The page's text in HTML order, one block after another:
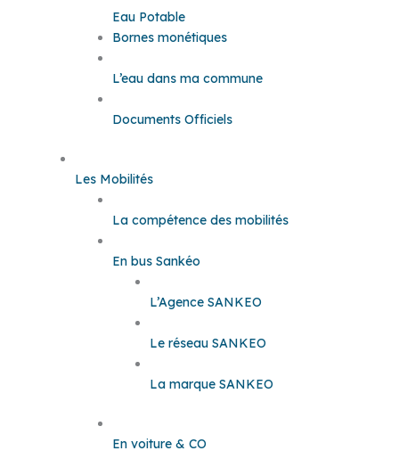
Eau Potable
Bornes monétiques
L’eau dans ma commune
Documents Officiels
Les Mobilités
La compétence des mobilités
En bus Sankéo
L’Agence SANKEO
Le réseau SANKEO
La marque SANKEO
En voiture & CO